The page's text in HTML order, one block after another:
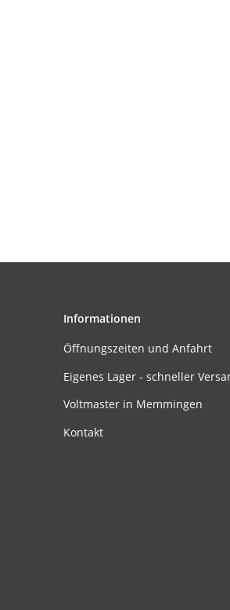
Informationen
Öffnungszeiten und Anfahrt
Eigenes Lager - schneller
Voltmaster in Memmingen
Kontakt